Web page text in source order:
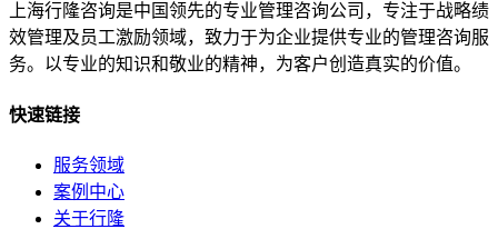
上海行隆咨询是中国领先的专业管理咨询公司，专注于战略绩
效管理及员工激励领域，致力于为企业提供专业的管理咨询服
务。以专业的知识和敬业的精神，为客户创造真实的价值。
快速链接
服务领域
案例中心
关于行隆